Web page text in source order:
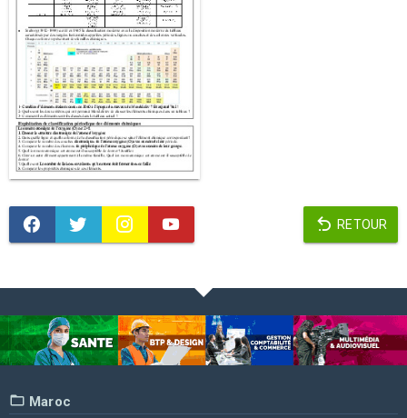
RETOUR
Maroc